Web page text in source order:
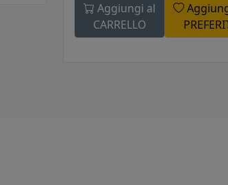
Aggiungi al
CARRELLO